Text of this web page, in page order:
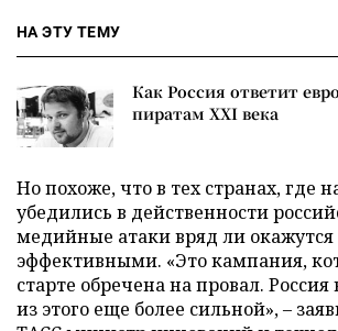
НА ЭТУ ТЕМУ
Как Россия ответит
пиратам XXI века
Но похоже, что в тех странах, где
убедились в действенности
медийные атаки вряд ли окажутся
эффективными. «Это кампания,
старте обречена на провал.
из этого еще более сильной», –